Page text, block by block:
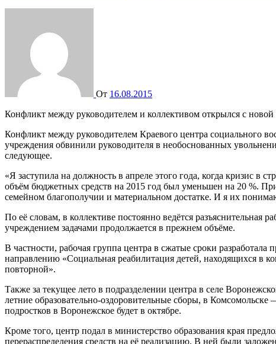
От 16.08.2015
Конфликт между руководителем и коллективом открылся с
Конфликт между руководителем Краевого центра социального воспитания и здоровья и коллективом открылся с новой стороны. Как писало агентство, сотрудники образовательного
учреждения обвинили руководителя в необоснованных
следующее.
«Я заступила на должность в апреле этого года, когда кризис в
объём бюджетных средств на 2015 год был уменьшен на 20 %.
семейном благополучии и материальном достатке. И я их
По её словам, в коллективе постоянно ведётся
учреждением задачами продолжается в прежнем объёме.
В частности, рабочая группа центра в сжатые сроки
направлению «Социальная реабилитация детей, находящихся в
повторной».
Также за текущее лето в подразделении центра в селе
летние образовательно-оздоровительные сборы, в
подростков в Воронежское будет в октябре.
Кроме того, центр подал в министерство образования края
перераспределения средств на её реализацию. В ней были